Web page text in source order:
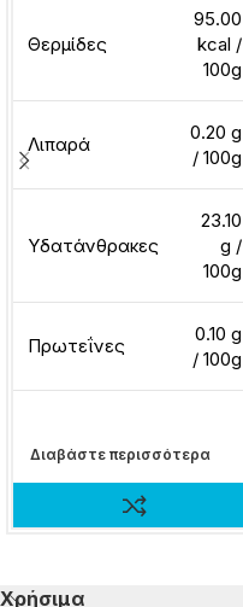
Θερμίδες
95.00
kcal /
100g
Λιπαρά
0.20 g
/ 100g
Υδατάνθρακες
23.10
g /
100g
Πρωτεΐνες
0.10 g
/ 100g
Διαβάστε περισσότερα
Χρήσιμα